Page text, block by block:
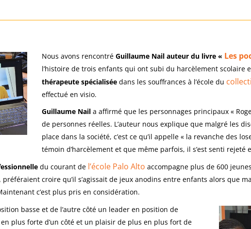
Nous avons rencontré Guillaume Nail auteur du livre « Les
l’histoire de trois enfants qui ont subi du harcèlement scolaire
thérapeute spécialisée dans les souffrances à l’école du
effectué en visio.
Guillaume Nail a affirmé que les personnages principaux «
de personnes réelles. L’auteur nous explique que malgré les
place dans la société, c’est ce qu’il appelle « la revanche des
témoin d’harcèlement et que même parfois, il s’est senti rejeté
du courant de l’école Palo Alto accompagne plus de 600
croire qu’il s’agissait de jeux anodins entre enfants alors que
c’est plus pris en considération.
basse et de l’autre côté un leader en position de
plus forte d’un côté et un plaisir de plus en plus fort de